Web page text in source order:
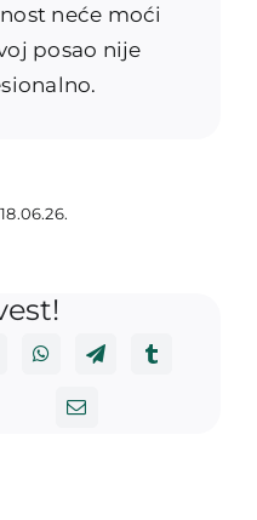
neće moći
posao nije